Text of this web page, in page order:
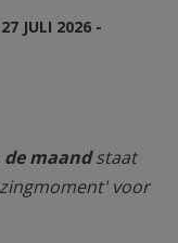
JULI 2026 -
maandstaat
voor